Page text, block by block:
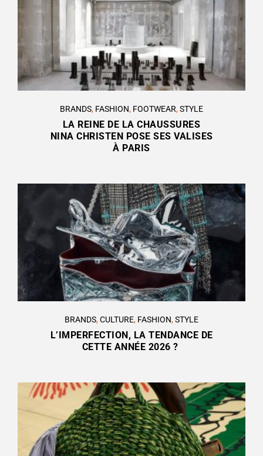
BRANDS, FASHION, FOOTWEAR,STYLE
LA REINE DE LA CHAUSSURES
NINA CHRISTEN POSE SES VALISES
À PARIS
BRANDS,CULTURE, FASHION,STYLE
L’IMPERFECTION, LA TENDANCE DE
CETTE ANNÉE 2026 ?